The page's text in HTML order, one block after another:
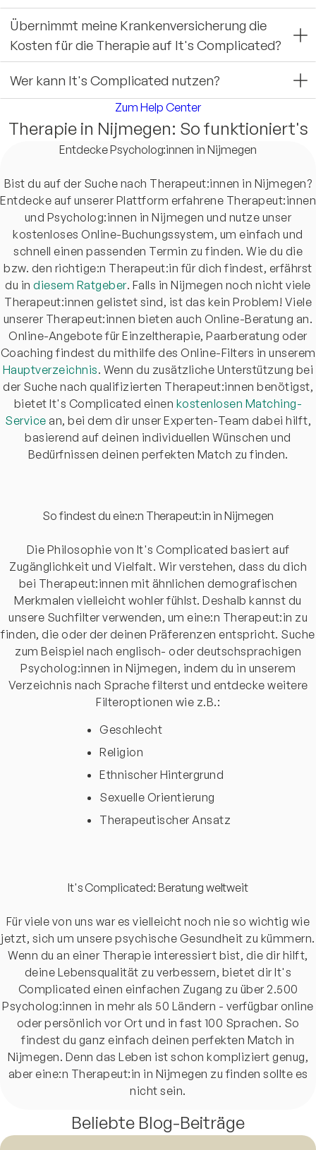
Übernimmt meine Krankenversicherung die
Kosten für die Therapie auf It's Complicated?
Wer kann It's Complicated nutzen?
Zum Help Center
Therapie in Nijmegen: So funktioniert's
Entdecke Psycholog:innen in Nijmegen
Bist du auf der Suche nach Therapeut:innen in Nijmegen?
Entdecke auf unserer Plattform erfahrene Therapeut:innen
und Psycholog:innen in Nijmegen und nutze unser
kostenloses Online-Buchungssystem, um einfach und
schnell einen passenden Termin zu finden. Wie du die
bzw. den richtige:n Therapeut:in für dich findest, erfährst
du indiesem Ratgeber. Falls in Nijmegen noch nicht viele
Therapeut:innen gelistet sind, ist das kein Problem! Viele
unserer Therapeut:innen bieten auch Online-Beratung an.
Online-Angebote für Einzeltherapie, Paarberatung oder
Coaching findest du mithilfe des Online-Filters in unserem
Hauptverzeichnis. Wenn du zusätzliche Unterstützung bei
der Suche nach qualifizierten Therapeut:innen benötigst,
bietet It's Complicated einen kostenlosen Matching-
Service an, bei dem dir unser Experten-Team dabei hilft,
basierend auf deinen individuellen Wünschen und
Bedürfnissen deinen perfekten Match zu finden.
So findest du eine:n Therapeut:in in Nijmegen
Die Philosophie von It's Complicated basiert auf
Zugänglichkeit und Vielfalt. Wir verstehen, dass du dich
bei Therapeut:innen mit ähnlichen demografischen
Merkmalen vielleicht wohler fühlst. Deshalb kannst du
unsere Suchfilter verwenden, um eine:n Therapeut:in zu
finden, die oder der deinen Präferenzen entspricht. Suche
zum Beispiel nach englisch- oder deutschsprachigen
Psycholog:innen in Nijmegen, indem du in unserem
Verzeichnis nach Sprache filterst und entdecke weitere
Filteroptionen wie z.B.:
Geschlecht
Religion
Ethnischer Hintergrund
Sexuelle Orientierung
Therapeutischer Ansatz
It's Complicated: Beratung weltweit
Für viele von uns war es vielleicht noch nie so wichtig wie
jetzt, sich um unsere psychische Gesundheit zu kümmern.
Wenn du an einer Therapie interessiert bist, die dir hilft,
deine Lebensqualität zu verbessern, bietet dir It's
Complicated einen einfachen Zugang zu über 2.500
Psycholog:innen in mehr als 50 Ländern - verfügbar online
oder persönlich vor Ort und in fast 100 Sprachen. So
findest du ganz einfach deinen perfekten Match in
Nijmegen. Denn das Leben ist schon kompliziert genug,
aber eine:n Therapeut:in in Nijmegen zu finden sollte es
nicht sein.
Beliebte Blog-Beiträge